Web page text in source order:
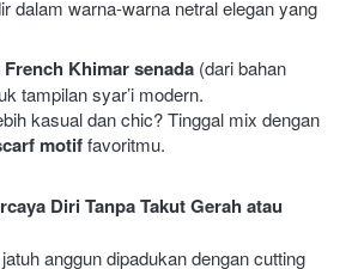
French Khimar senada
tampilan syar’i modern.
motif favoritmu.
Diri Tanpa Takut Gerah atau
anggun dipadukan dengan cutting